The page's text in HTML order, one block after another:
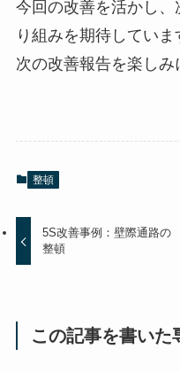
今回の改善を活かし
り組みを期待していま
次の改善報告を楽しみ
整頓
5S改善事例：壁際通路の
整頓
この記事を書いた